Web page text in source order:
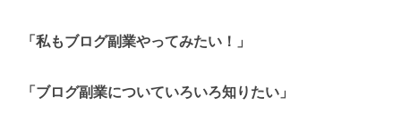
「私もブログ副業やってみたい！」
「ブログ副業についていろいろ知りたい」